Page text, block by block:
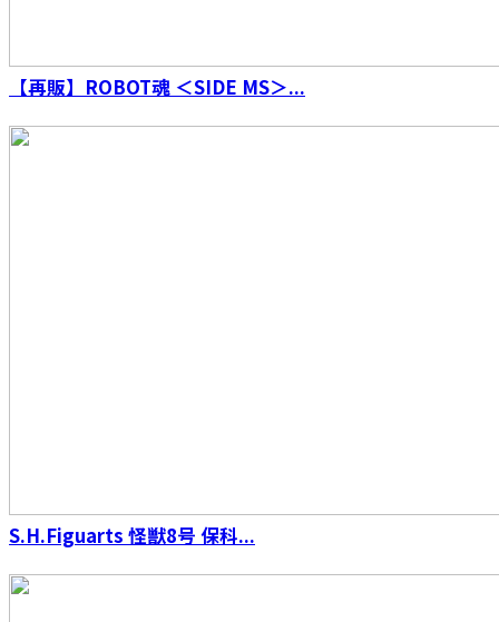
【再販】ROBOT魂 ＜SIDE MS＞...
S.H.Figuarts 怪獣8号 保科...